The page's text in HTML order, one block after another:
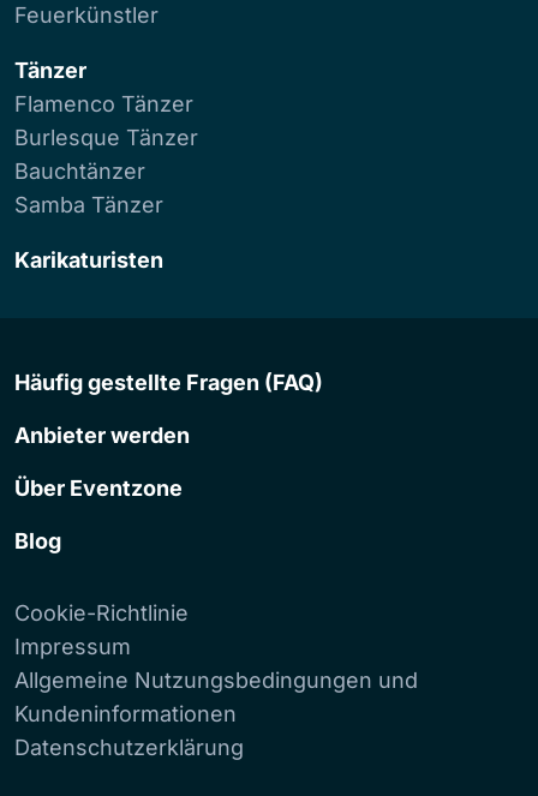
Feuerkünstler
Tänzer
Flamenco Tänzer
Burlesque Tänzer
Bauchtänzer
Samba Tänzer
Karikaturisten
Häufig gestellte Fragen (FAQ)
Anbieter werden
Über Eventzone
Blog
Cookie-Richtlinie
Impressum
Allgemeine Nutzungsbedingungen und
Kundeninformationen
Datenschutzerklärung